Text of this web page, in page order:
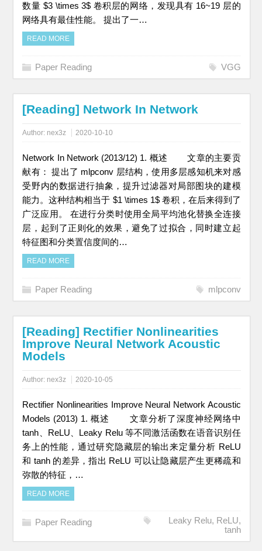
数量 $3 \times 3$ 卷积层的网络，发现具有 16~19 层的
网络具有最佳性能。 提出了一…
READ MORE
Paper Reading VGG
[Reading] Network In Network
Author: nex3z 2020-10-10
Network In Network (2013/12) 1. 概述 文章的主要贡
献有： 提出了 mlpconv 层结构，使用多层感知机来对感
受野内的数据进行抽象，提升过滤器对局部图块的建模
能力。这种结构相当于 $1 \times 1$ 卷积，在后来得到了
广泛应用。 在进行分类时使用全局平均池化替换全连接
层，起到了正则化的效果，避免了过拟合，同时建立起
特征图和分类置信度间的…
READ MORE
Paper Reading mlpconv
[Reading] Rectifier Nonlinearities
Improve Neural Network Acoustic
Models
Author: nex3z 2020-10-05
Rectifier Nonlinearities Improve Neural Network Acoustic
Models (2013) 1. 概述 文章分析了深度神经网络中
tanh、ReLU、Leaky Relu 等不同激活函数在语音识别任
务上的性能，通过研究隐藏层的输出来定量分析 ReLU
和 tanh 的差异，指出 ReLU 可以让隐藏层产生更稀疏和
弥散的特征，…
READ MORE
Paper Reading Leaky Relu, ReLU,
tanh